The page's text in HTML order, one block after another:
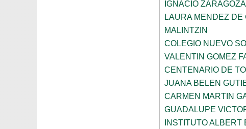
IGNACIO ZARAGOZA
LAURA MENDEZ DE
MALINTZIN
COLEGIO NUEVO
VALENTIN GOMEZ
CENTENARIO DE
JUANA BELEN
CARMEN MARTIN
GUADALUPE
INSTITUTO ALBERT